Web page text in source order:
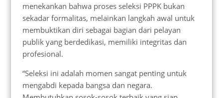
menekankan bahwa proses seleksi PPPK bukan
sekadar formalitas, melainkan langkah awal untuk
membuktikan diri sebagai bagian dari pelayan
publik yang berdedikasi, memiliki integritas dan
profesional.
“Seleksi ini adalah momen sangat penting untuk
mengabdi kepada bangsa dan negara.